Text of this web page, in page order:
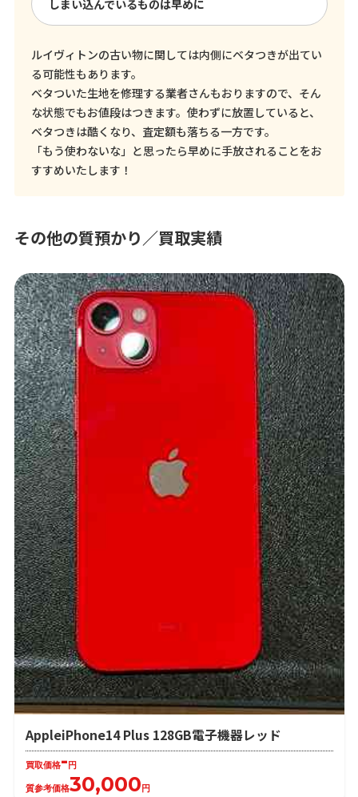
しまい込んでいるものは早めに
ルイヴィトンの古い物に関しては内側にベタつきが出てい
る可能性もあります。
ベタついた生地を修理する業者さんもおりますので、そん
な状態でもお値段はつきます。使わずに放置していると、
ベタつきは酷くなり、査定額も落ちる一方です。
「もう使わないな」と思ったら早めに手放されることをお
すすめいたします！
その他の質預かり／買取実績
AppleiPhone14 Plus 128GB電子機器レッド
買取価格-円
質参考価格30,000円